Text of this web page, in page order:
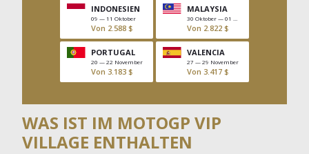
EmptyINDONESIEN
09 — 11 Oktober
Von 2.588 $
MALAYSIA
30 Oktober — 01 November
Von 2.822 $
EmptyPORTUGAL
20 — 22 November
Von 3.183 $
VALENCIA
27 — 29 November
Von 3.417 $
WAS IST IM MOTOGP VIP
VILLAGE ENTHALTEN